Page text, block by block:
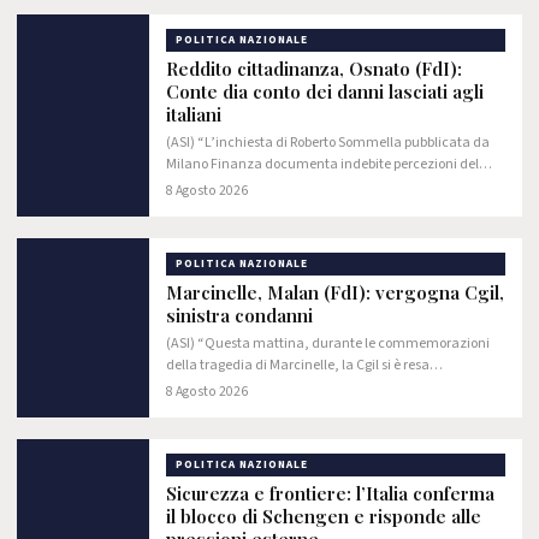
POLITICA NAZIONALE
Reddito cittadinanza, Osnato (FdI):
Conte dia conto dei danni lasciati agli
italiani
(ASI) “L’inchiesta di Roberto Sommella pubblicata da
Milano Finanza documenta indebite percezioni del
Reddito di cittadinanza per circa 1,5 miliardi di euro.
8 Agosto 2026
POLITICA NAZIONALE
Marcinelle, Malan (FdI): vergogna Cgil,
sinistra condanni
(ASI) “Questa mattina, durante le commemorazioni
della tragedia di Marcinelle, la Cgil si è resa
protagonista di un ignobile teatrino. I suoi
8 Agosto 2026
POLITICA NAZIONALE
Sicurezza e frontiere: l’Italia conferma
il blocco di Schengen e risponde alle